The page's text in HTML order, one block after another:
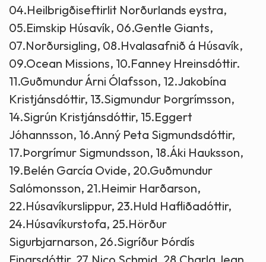
04.Heilbrigðiseftirlit Norðurlands eystra,
05.Eimskip Húsavík, 06.Gentle Giants,
07.Norðursigling, 08.Hvalasafnið á Húsavík,
09.Ocean Missions, 10.Fanney Hreinsdóttir.
11.Guðmundur Árni Ólafsson, 12.Jakobína
Kristjánsdóttir, 13.Sigmundur Þorgrímsson,
14.Sigrún Kristjánsdóttir, 15.Eggert
Jóhannsson, 16.Anný Peta Sigmundsdóttir,
17.Þorgrímur Sigmundsson, 18.Áki Hauksson,
19.Belén García Ovide, 20.Guðmundur
Salómonsson, 21.Heimir Harðarson,
22.Húsavíkurslippur, 23.Huld Hafliðadóttir,
24.Húsavíkurstofa, 25.Hörður
Sigurbjarnarson, 26.Sigríður Þórdís